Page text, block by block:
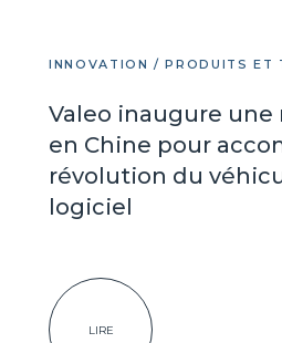
INNOVATION / PRODUITS ET
Valeo inaugure une
en Chine pour
révolution du
logiciel
LIRE